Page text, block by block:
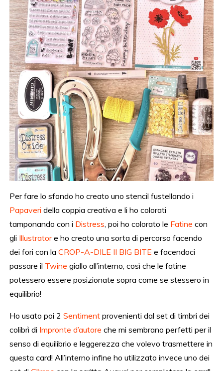
Per fare lo sfondo ho creato uno stencil fustellando i
Papaveri della coppia creativa e li ho colorati
tamponando con i Distress, poi ho colorato le Fatine con
gli Illustratore ho creato una sorta di percorso facendo
dei fori con laCROP-A-DILE II BIG BITE e facendoci
passare il Twinegiallo all’interno, così che le fatine
potessero essere posizionate sopra come se stessero in
equilibrio!
Ho usato poi 2Sentiment provenienti dal set di timbri dei
colibrì di Impronte d’autore che mi sembrano perfetti per il
senso di equilibrio e leggerezza che volevo trasmettere in
questa card! All’interno infine ho utilizzato invece uno dei